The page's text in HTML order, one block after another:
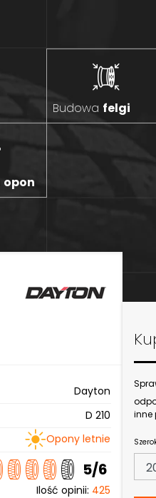
Budowa felgi
opon
Dayton
D 210
Opony letnie
5/6
Ilość opinii: 425
inne